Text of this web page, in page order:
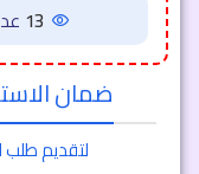
13
ضمان
لتقديم طلب